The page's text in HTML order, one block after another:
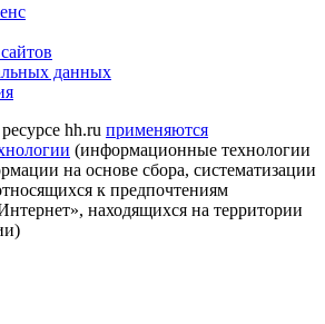
данных
hh.ru применяются
(информационные технологии
на основе сбора, систематизации
к предпочтениям
находящихся на территории